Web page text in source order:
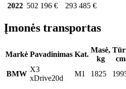
2022 502 196 € 293 485 €
Įmonės transportas
Markė Pavadinimas Kat.
Masė,
kg
BMW
X3
xDrive20d
M1 1825